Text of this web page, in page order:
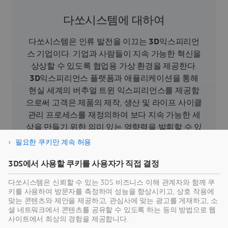
다쏘시스템에 대하여
다쏘시스템은 인류 발전을 이끄는 3D익스피리언
스 기업이다. 기업과 사람들이 지속 가능한 혁신을
상상할 수 있도록 협업용 가상 환경을 제공한다.
3D익스피리언스 플랫폼과 애플리케이션을 통해
현실 세계의 버추얼 트윈 익스피리언스를 제공함
으로써 고객은 제품의 제작, 생산 및 라이프 사이클
관리 프로세스를 재정의하여 보다 지속 가능한 세
상을 만들기 위한 의미 있는 영향력을 발휘할 수 있
다. 버추얼 트윈 익스피리언스를 통해 인간 중심의
개국 전 산업 분야에 걸친 30만 개 이상의 고객과
협력하여 가치를 제공하고 있다. 보다 더 자세한 내
용은 www.3ds.com 에서 확인할 수 있다.
필요한 쿠키만 계속 허용
3DS에서 사용할 쿠키를 사용자가 직접 결정
다쏘시스템은 신뢰할 수 있는 3DS 비즈니스 이해 관계자와 함께 쿠
키를 사용하여 방문자를 측정하여 성능을 향상시키고, 상호 작용에
맞는 콘텐츠와 제안을 제공하고, 관심사에 맞는 광고를 게재하고, 소
셜 네트워크에서 콘텐츠를 공유할 수 있도록 하는 등의 방법으로 웹
사이트에서 최상의 경험을 제공합니다.